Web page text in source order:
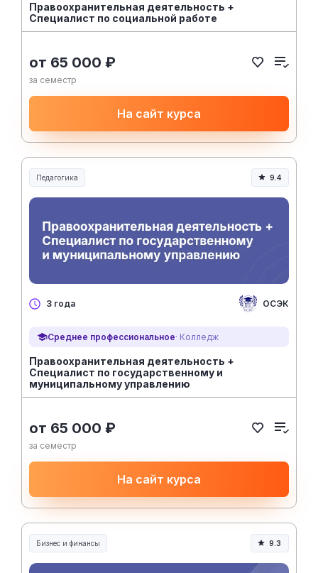
Правоохранительная деятельность +
Специалист по социальной работе
от 65 000 ₽
за семестр
На сайт курса
Педагогика
Образование и педагогика
9.4
3 года ОСЭК
Среднее профессиональное· Колледж
Правоохранительная деятельность +
Специалист по государственному и
муниципальному управлению
от 65 000 ₽
за семестр
На сайт курса
Бизнес и финансы 9.3